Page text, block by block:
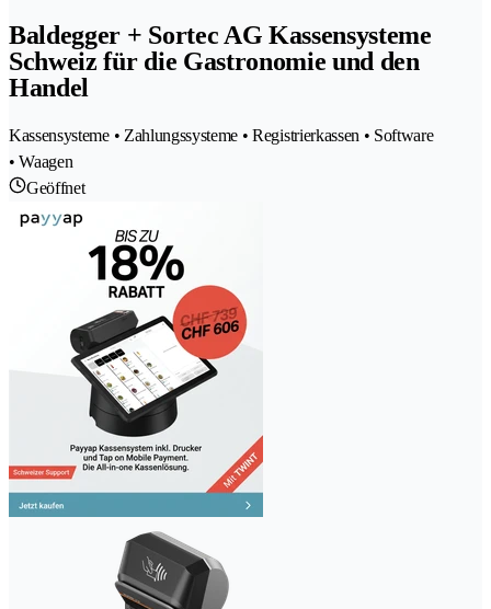
Baldegger + Sortec AG Kassensysteme
Schweiz für die Gastronomie und den
Handel
Kassensysteme • Zahlungssysteme • Registrierkassen • Software
• Waagen
Geöffnet